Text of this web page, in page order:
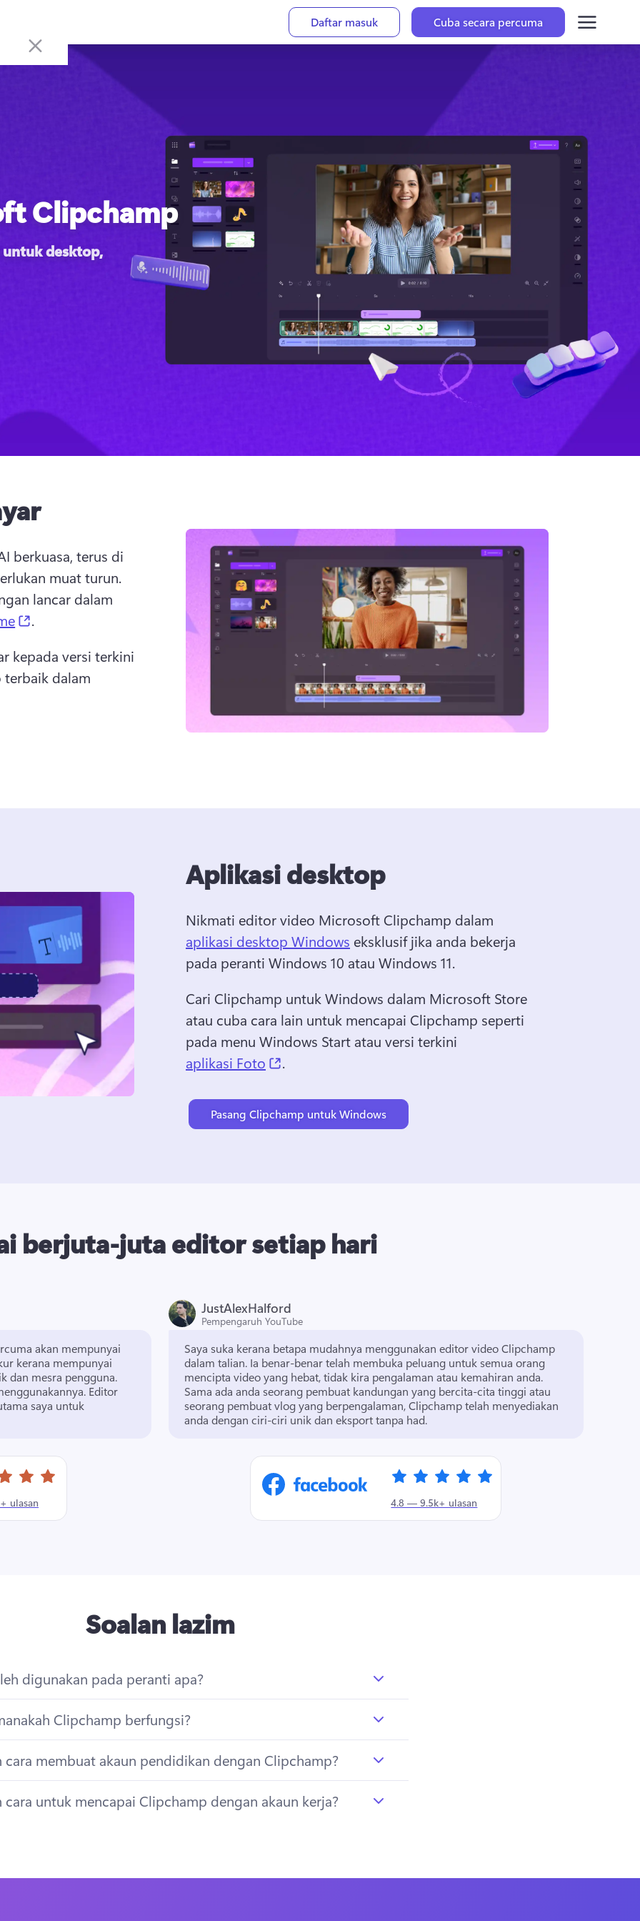
Daftar masuk Cuba secara percuma
Clipchamp
desktop,
berkuasa, terus di
lancar dalam
(opens in a new tab)
.
kepada versi terkini
dalam
Aplikasi desktop
Nikmati editor video Microsoft Clipchamp dalam
aplikasi desktop Windows eksklusif jika anda bekerja
pada peranti Windows 10 atau Windows 11.
Cari Clipchamp untuk Windows dalam Microsoft Store
atau cuba cara lain untuk mencapai Clipchamp seperti
pada menu Windows Start atau versi terkini
aplikasi Foto
(opens in a new tab)
.
Pasang Clipchamp untuk Windows
berjuta-juta editor setiap hari
akan mempunyai
kerana mempunyai
laman pengeditan video yang percuma, berciri baik dan mesra pengguna.
Editor
saya untuk
JustAlexHalford
Pempengaruh YouTube
Saya suka kerana betapa mudahnya menggunakan editor video Clipchamp
dalam talian. Ia benar-benar telah membuka peluang untuk semua orang
Sama ada anda seorang pembuat kandungan yang bercita-cita tinggi atau
seorang pembuat vlog yang berpengalaman, Clipchamp telah menyediakan
anda dengan ciri-ciri unik dan eksport tanpa had.
ulasan 4.8 — 9.5k+ ulasan
Soalan lazim
digunakan pada peranti apa?
Clipchamp berfungsi?
cara membuat akaun pendidikan dengan Clipchamp?
cara untuk mencapai Clipchamp dengan akaun kerja?